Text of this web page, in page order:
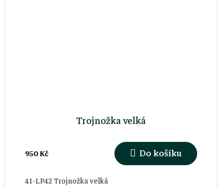
Trojnožka velká
950 Kč Do košíku
41-LP42 Trojnožka velká